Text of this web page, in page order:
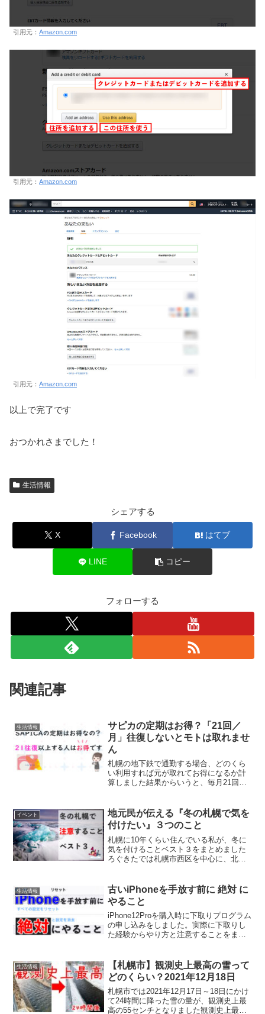
引用元： Amazon.com
引用元： Amazon.com
引用元： Amazon.com
以上で完了です
おつかれさまでした！
生活情報
シェアする
X Facebook はてブ
LINE コピー
フォローする
関連記事
生活情報
サピカの定期はお得？「21回／
月」往復しないとモトは取れませ
ん
札幌の地下鉄で通勤する場合、どのくら
い利用すれば元が取れてお得になるか計
算しました結果からいうと、毎月21回往
期代は乗車42回分の価格設定ということ
ですね...
イベント
地元民が伝える『冬の札幌で気を
付けたい』３つのこと
札幌に10年くらい住んでいる私が、冬に
気を付けることベスト３をまとめました
ろぐきたでは札幌市西区を中心に、北海
札幌で気を付けたいこと1位は『滑りやす
い冬道』冬道に慣れて...
生活情報
古いiPhoneを手放す前に 絶対 に
やること
iPhone12Proを購入時に下取りプログラム
の申し込みをしました。実際に下取りし
た経験からやり方と注意することをまと
額されました。最後に減額のメールを追
加して...
生活情報
【札幌市】観測史上最高の雪って
どのくらい？2021年12月18日
札幌市では2021年12月17日～18日にかけ
て24時間に降った雪の量が、観測史上最
高の55センチとなりました観測史上最高